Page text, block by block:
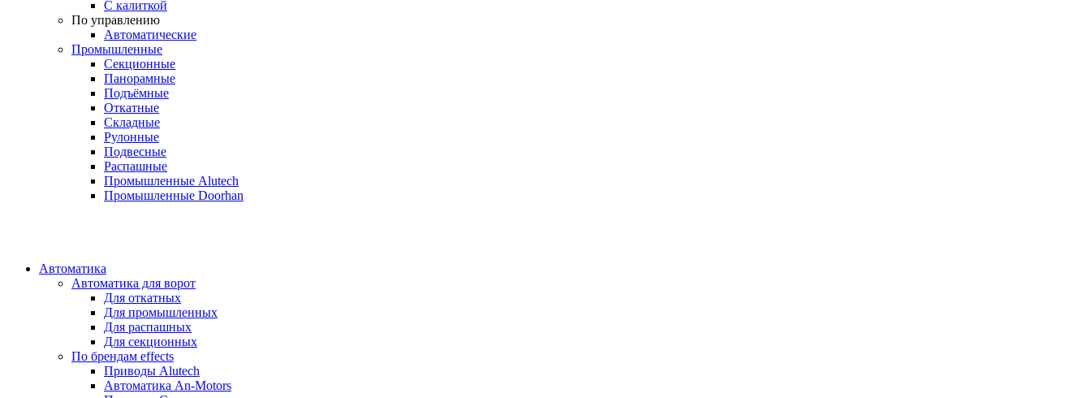
С калиткой
По управлению
Автоматические
Промышленные
Секционные
Панорамные
Подъёмные
Откатные
Складные
Рулонные
Подвесные
Распашные
Промышленные Alutech
Промышленные Doorhan
Автоматика
Автоматика для ворот
Для откатных
Для промышленных
Для распашных
Для секционных
По брендам effects
Приводы Alutech
Автоматика An-Motors